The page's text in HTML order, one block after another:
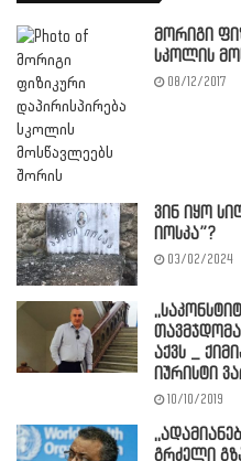
მორიგი
სკოლის
08/12/2017
ვინ იყო
იოსკა”?
03/02/2024
აქვს _
იურისტი
10/10/2019
გრძელი